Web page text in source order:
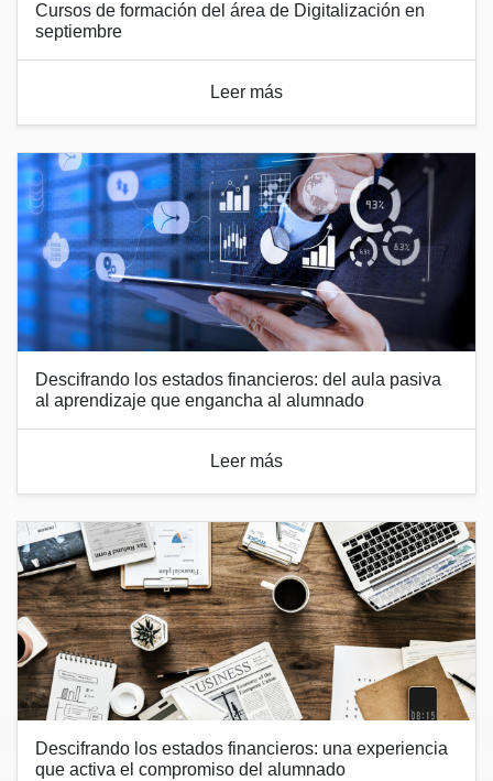
Cursos de formación del área de Digitalización en
septiembre
Leer más
Descifrando los estados financieros: del aula pasiva
al aprendizaje que engancha al alumnado
Leer más
Descifrando los estados financieros: una experiencia
que activa el compromiso del alumnado